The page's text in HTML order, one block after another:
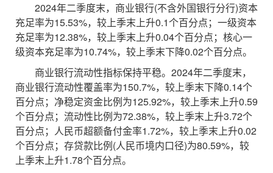
2024年二季度末，商业银行(不含外国银行分行)资本
充足率为15.53%，较上季末上升0.1个百分点；一级资本
充足率为12.38%，较上季末上升0.04个百分点；核心一
级资本充足率为10.74%，较上季末下降0.02个百分点。
商业银行流动性指标保持平稳。2024年二季度末，
商业银行流动性覆盖率为150.7%，较上季末下降0.14个
百分点；净稳定资金比例为125.92%，较上季末上升0.59
个百分点；流动性比例为72.38%，较上季末上升3.72个
百分点；人民币超额备付金率1.72%，较上季末上升0.02
个百分点；存贷款比例(人民币境内口径)为80.59%，较
上季末上升1.78个百分点。